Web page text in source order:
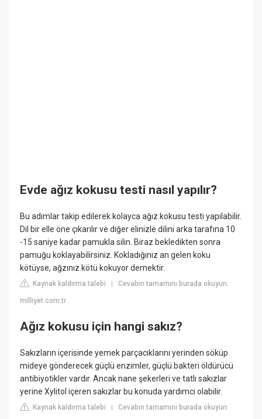
Evde ağız kokusu testi nasıl yapılır?
Bu adımlar takip edilerek kolayca ağız kokusu testi yapılabilir.
Dil bir elle öne çıkarılır ve diğer elinizle dilini arka tarafına 10
-15 saniye kadar pamukla silin. Biraz bekledikten sonra
pamuğu koklayabilirsiniz. Kokladığınız an gelen koku
kötüyse, ağzınız kötü kokuyor demektir.
Kaynak kaldırma talebi |Cevabın tamamını burada okuyun:
milliyet.com.tr
Ağız kokusu için hangi sakız?
Sakızların içerisinde yemek parçacıklarını yerinden söküp
mideye gönderecek güçlü enzimler, güçlü bakteri öldürücü
antibiyotikler vardır. Ancak nane şekerleri ve tatlı sakızlar
yerine Xylitol içeren sakızlar bu konuda yardımcı olabilir.
Kaynak kaldırma talebi |Cevabın tamamını burada okuyun: